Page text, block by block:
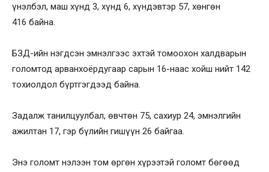
үнэлбэл, маш хүнд 3, хүнд 6, хүндэвтэр 57, хөнгөн
416 байна.
БЗД-ийн нэгдсэн эмнэлгээс эхтэй томоохон халдварын
голомтод арванхоёрдугаар сарын 16-наас хойш нийт 142
тохиолдол бүртгэгдээд байна.
Задалж танилцуулбал, өвчтөн 75, сахиур 24, эмнэлгийн
ажилтан 17, гэр бүлийн гишүүн 26 байгаа.
Энэ голомт нэлээн том өргөн хүрээтэй голомт бөгөөд